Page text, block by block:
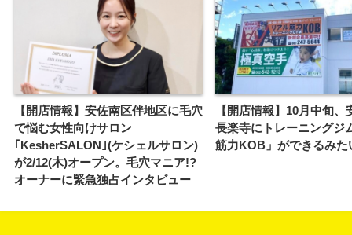
【開店情報】安佐南区伴地区に毛穴
で悩む女性向けサロン
｢KesherSALON｣(ケシェルサロン)
が2/12(木)オープン。毛穴マニア!?
オーナーに緊急独占インタビュー
【開店情報】10月中旬、
長楽寺にトレーニングジ
筋力KOB」ができるみた